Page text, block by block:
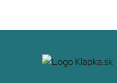
DVD Il Boemo